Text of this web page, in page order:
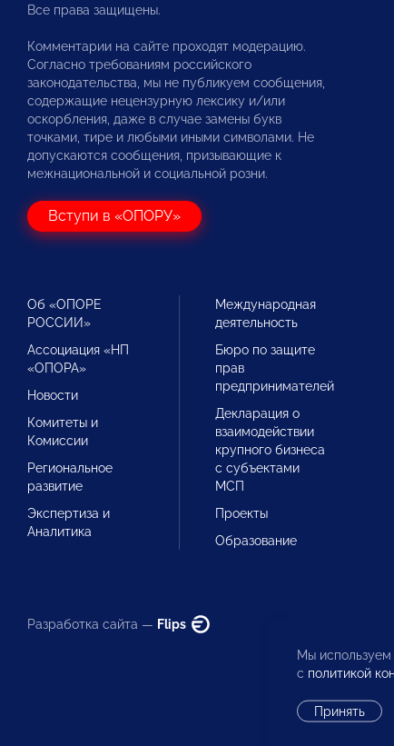
Все права защищены.
Комментарии на сайте проходят модерацию.
Согласно требованиям российского
законодательства, мы не публикуем сообщения,
содержащие нецензурную лексику и/или
оскорбления, даже в случае замены букв
точками, тире и любыми иными символами. Не
допускаются сообщения, призывающие к
межнациональной и социальной розни.
Вступи в «ОПОРУ»
Об «ОПОРЕ
РОССИИ»
Ассоциация «НП
«ОПОРА»
Новости
Комитеты и
Комиссии
Региональное
развитие
Экспертиза и
Аналитика
Международная
деятельность
Бюро по защите
прав
предпринимателей
Декларация о
взаимодействии
крупного бизнеса
с субъектами
МСП
Проекты
Образование
Разработка сайта — Flips
Мы используем
с политикой
Принять